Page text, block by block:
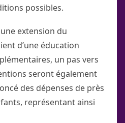
possibles.
extension du
d’une éducation
un pas vers
seront également
des dépenses de près
représentant ainsi